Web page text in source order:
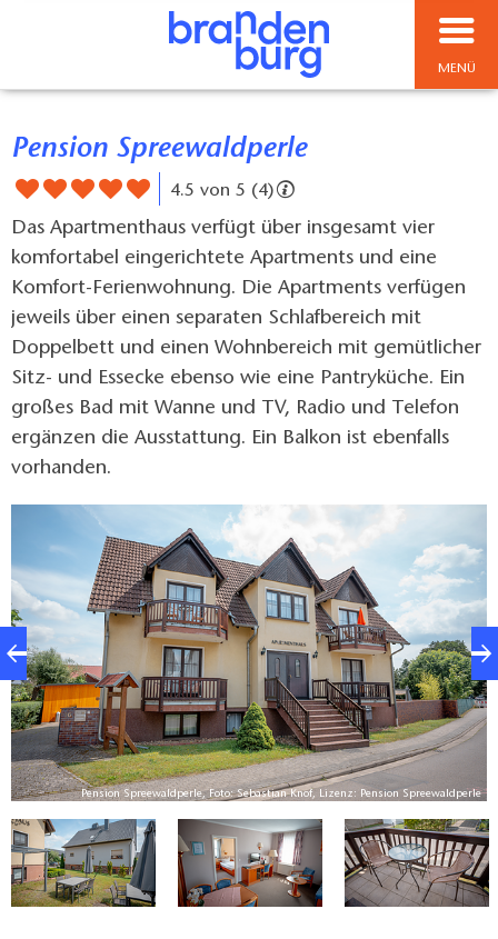
MENÜ
Pension Spreewaldperle
4.5 von 5 (4)
Das Apartmenthaus verfügt über insgesamt vier
komfortabel eingerichtete Apartments und eine
Komfort-Ferienwohnung. Die Apartments verfügen
jeweils über einen separaten Schlafbereich mit
Doppelbett und einen Wohnbereich mit gemütlicher
Sitz- und Essecke ebenso wie eine Pantryküche. Ein
großes Bad mit Wanne und TV, Radio und Telefon
ergänzen die Ausstattung. Ein Balkon ist ebenfalls
vorhanden.
Pension Spreewaldperle, Foto: Sebastian Knof, Lizenz: Pension Spreewaldperle